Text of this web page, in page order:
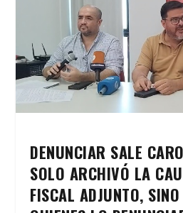
DENUNCIAR SALE
SOLO ARCHIVÓ LA
FISCAL ADJUNTO,